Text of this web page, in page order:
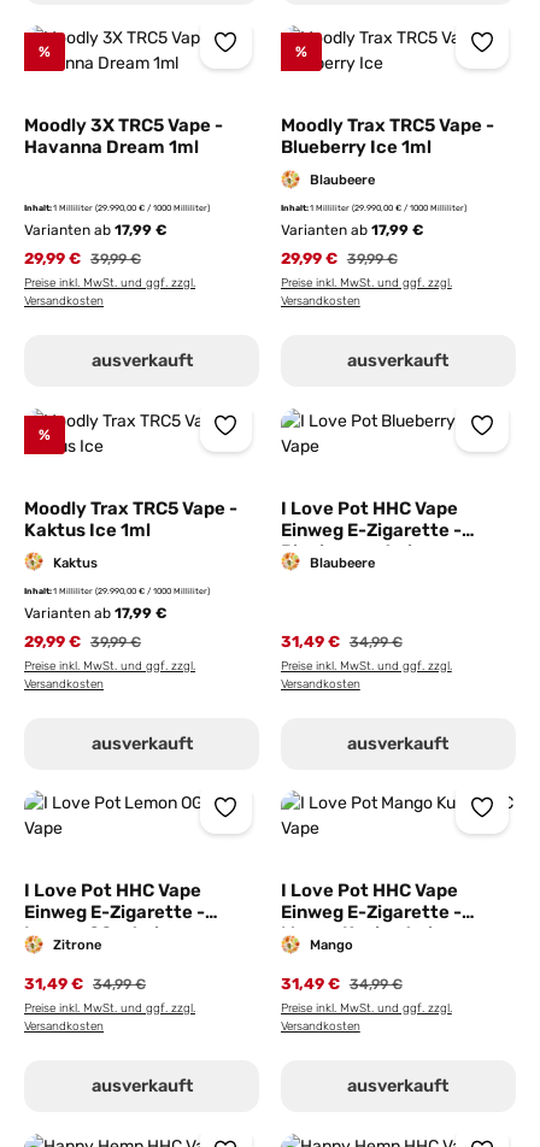
%
Moodly 3X TRC5 Vape -
Havanna Dream 1ml
Inhalt:1 Milliliter (29.990,00 € / 1000 Milliliter)
Varianten ab 17,99 €
29,99 € Regulärer Preis:
39,99 €
Preise inkl. MwSt. und ggf. zzgl.
Versandkosten
ausverkauft
%
Moodly Trax TRC5 Vape -
Blueberry Ice 1ml
Blaubeere
Inhalt:1 Milliliter (29.990,00 € / 1000 Milliliter)
Varianten ab17,99 €
29,99 € Regulärer Preis:
39,99 €
Preise inkl. MwSt. und ggf. zzgl.
Versandkosten
ausverkauft
%
Moodly Trax TRC5 Vape -
Kaktus Ice 1ml
Kaktus
Inhalt:1 Milliliter (29.990,00 € / 1000 Milliliter)
Varianten ab 17,99 €
29,99 € Regulärer Preis:
39,99 €
Preise inkl. MwSt. und ggf. zzgl.
Versandkosten
ausverkauft
I Love Pot HHC Vape
Einweg E-Zigarette -
Blueberry - 1ml
Blaubeere
31,49 € 34,99 €
Preise inkl. MwSt. und ggf. zzgl.
Versandkosten
ausverkauft
I Love Pot HHC Vape
Einweg E-Zigarette -
Lemon OG - 1ml
Zitrone
31,49 € 34,99 €
Preise inkl. MwSt. und ggf. zzgl.
Versandkosten
ausverkauft
I Love Pot HHC Vape
Einweg E-Zigarette -
Mango Kush - 1ml
Mango
31,49 € 34,99 €
Preise inkl. MwSt. und ggf. zzgl.
Versandkosten
ausverkauft